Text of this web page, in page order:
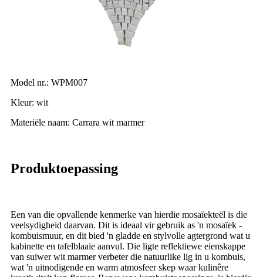
Model nr.: WPM007
Kleur: wit
Materiële naam: Carrara wit marmer
Produktoepassing
Een van die opvallende kenmerke van hierdie mosaïekteël is die
veelsydigheid daarvan. Dit is ideaal vir gebruik as 'n mosaïek -
kombuismuur, en dit bied 'n gladde en stylvolle agtergrond wat u
kabinette en tafelblaaie aanvul. Die ligte reflektiewe eienskappe
van suiwer wit marmer verbeter die natuurlike lig in u kombuis,
wat 'n uitnodigende en warm atmosfeer skep waar kulinêre